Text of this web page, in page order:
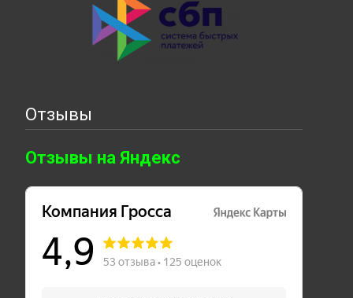
Отзывы
Отзывы на Яндекс